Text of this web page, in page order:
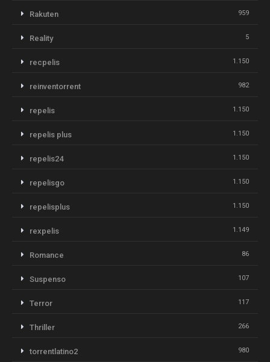
Rakuten 959
Reality 5
recpelis 1.150
reinventorrent 982
repelis 1.150
repelis plus 1.150
repelis24 1.150
repelisgo 1.150
repelisplus 1.150
rexpelis 1.149
Romance 86
Suspenso 107
Terror 117
Thriller 266
torrentlatino2 980